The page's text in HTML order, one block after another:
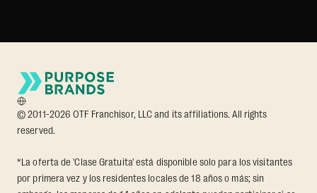
© 2011-2026 OTF Franchisor, LLC and its affiliations. All rights
reserved.
*La oferta de 'Clase Gratuita' está disponible solo para los visitantes
por primera vez y los residentes locales de 18 años o más; sin